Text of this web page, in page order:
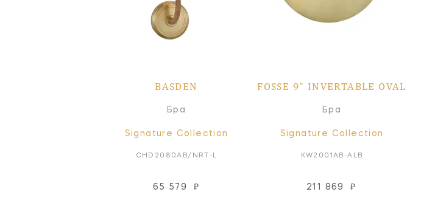
BASDEN
Бра
Signature Collection
CHD2080AB/NRT-L
65 579 ₽
FOSSE 9" INVERTABLE OVAL
Бра
Signature Collection
KW2001AB-ALB
211 869 ₽